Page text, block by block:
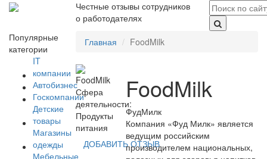
Честные отзывы сотрудников
о работодателях
Популярные
категории
IT
компании
Автобизнес
Госкомпании
Детские
товары
Магазины
одежды
Мебельные
Главная FoodMilk
Сфера
деятельности:
Продукты
питания
ДОБАВИТЬ ОТЗЫВ
FoodMilk
ФудМилк
Компания «Фуд Милк» является
ведущим российским
производителем национальных,